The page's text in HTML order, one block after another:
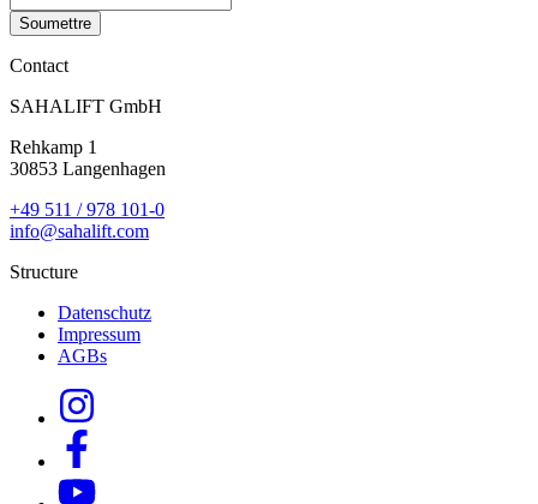
Soumettre
Contact
SAHALIFT GmbH
Rehkamp 1
30853 Langenhagen
+49 511 / 978 101-0
info@sahalift.com
Structure
Datenschutz
Impressum
AGBs